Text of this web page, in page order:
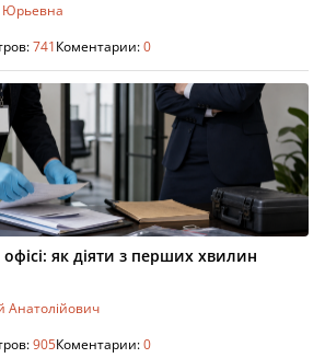
Юрьевна
741Коментарии:0
як діяти з перших хвилин
Анатолійович
905Коментарии:0